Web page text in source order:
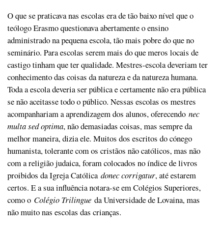
O que se praticava nas escolas era de tão baixo nível que o
teólogo Erasmo questionava abertamente o ensino
administrado na pequena escola, tão mais pobre do que no
seminário. Para escolas serem mais do que meros locais de
castigo tinham que ter qualidade. Mestres-escola deveriam ter
conhecimento das coisas da natureza e da natureza humana.
Toda a escola deveria ser pública e certamente não era pública
se não aceitasse todo o público. Nessas escolas os mestres
acompanhariam a aprendizagem dos alunos, oferecendo nec
multa sed optima, não demasiadas coisas, mas sempre da
melhor maneira, dizia ele. Muitos dos escritos do cónego
humanista, tolerante com os cristãos não católicos, mas não
com a religião judaica, foram colocados no índice de livros
proibidos da Igreja Católica donec corrigatur, até estarem
certos. E a sua influência notara-se em Colégios Superiores,
como o Colégio Trilingue da Universidade de Lovaina, mas
não muito nas escolas das crianças.